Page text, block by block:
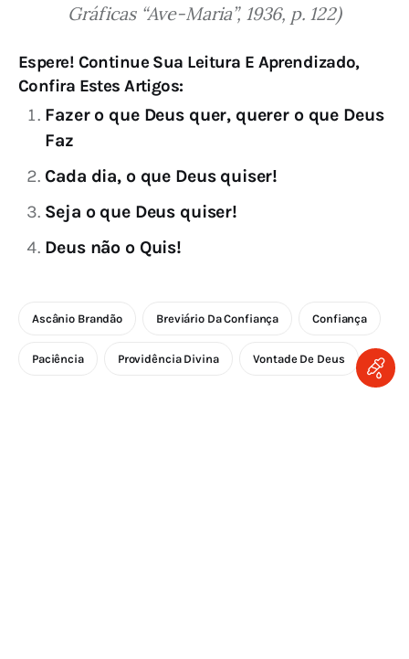
Gráficas “Ave-Maria”, 1936, p. 122)
Espere! Continue Sua Leitura E Aprendizado,
Confira Estes Artigos:
Fazer o que Deus quer, querer o que Deus
Faz
Cada dia, o que Deus quiser!
Seja o que Deus quiser!
Deus não o Quis!
Ascânio Brandão Breviário Da Confiança Confiança
Paciência Providência Divina Vontade De Deus